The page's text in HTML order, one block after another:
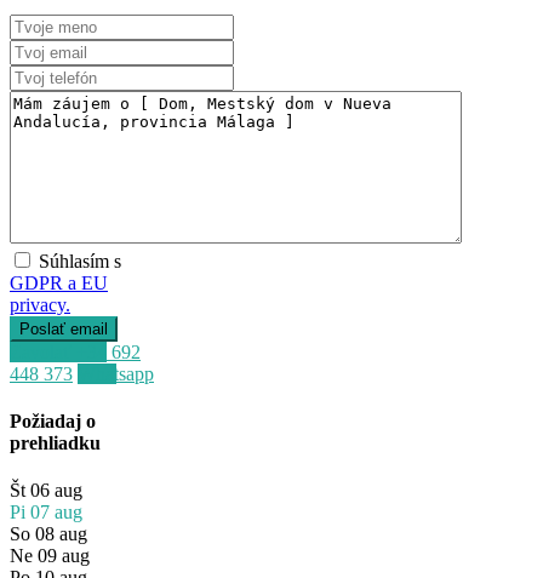
Predaj
Mimo trhu
Súhlasím s
GDPR a EU
privacy.
+34 692
448 373
Whatsapp
Požiadaj o
prehliadku
Št 06 aug
Pi 07 aug
So 08 aug
Ne 09 aug